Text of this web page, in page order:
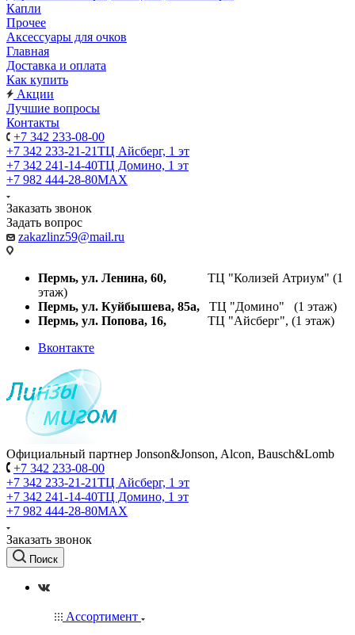
Капли
Прочее
Аксессуары для очков
Главная
Доставка и оплата
Как купить
Акции
Лучшие вопросы
Контакты
+7 342 233-08-00
+7 342 233-21-21ТЦ Айсберг, 1 эт
+7 342 241-14-40ТЦ Домино, 1 эт
+7 982 444-28-80MAX
Заказать звонок
Задать вопрос
zakazlinz59@mail.ru
Пермь, ул. Ленина, 60, ТЦ "Колизей Атриум" (1
этаж)
Пермь, ул. Куйбышева, 85а, ТЦ "Домино" (1 этаж)
Пермь, ул. Попова, 16, ТЦ "Айсберг", (1 этаж)
Вконтакте
Официальный партнер Jonson&Jonson, Alcon, Bausch&Lomb
+7 342 233-08-00
+7 342 233-21-21ТЦ Айсберг, 1 эт
+7 342 241-14-40ТЦ Домино, 1 эт
+7 982 444-28-80MAX
Заказать звонок
Поиск
Ассортимент